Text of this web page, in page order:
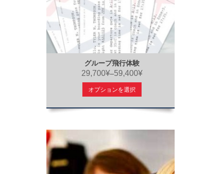
グループ飛行体験
29,700¥–59,400¥
オプションを選択